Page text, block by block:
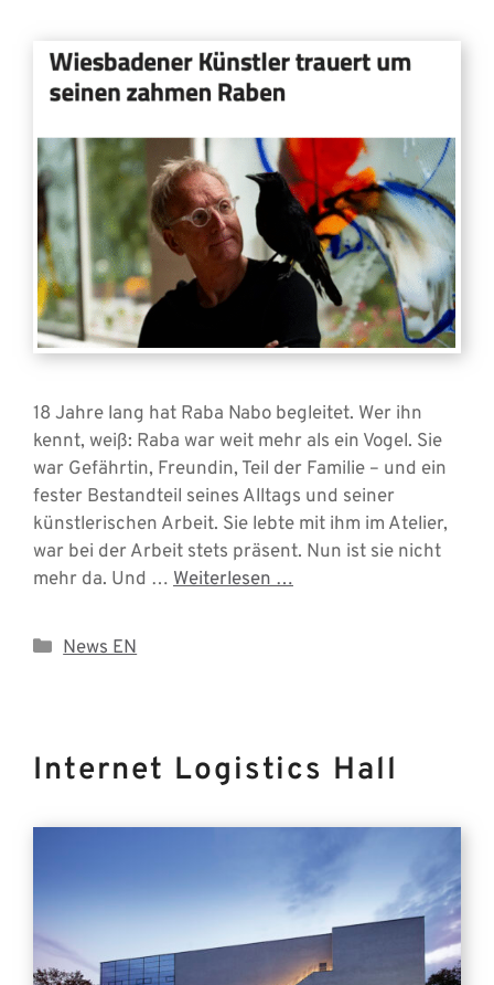
18 Jahre lang hat Raba Nabo begleitet. Wer ihn
kennt, weiß: Raba war weit mehr als ein Vogel. Sie
war Gefährtin, Freundin, Teil der Familie – und ein
fester Bestandteil seines Alltags und seiner
künstlerischen Arbeit. Sie lebte mit ihm im Atelier,
war bei der Arbeit stets präsent. Nun ist sie nicht
mehr da. Und … Weiterlesen …
Categories
News EN
Internet Logistics Hall